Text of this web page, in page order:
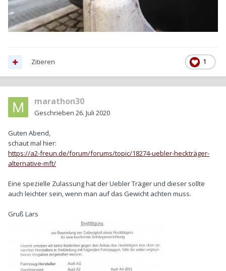
1
Zitieren
marathon30
Geschrieben 26. Juli 2020
Guten Abend,
schaut mal hier:
https://a2-freun.de/forum/forums/topic/18274-uebler-heckträger-
alternative-mft/
Eine spezielle Zulassung hat der Uebler Träger und dieser sollte
auch leichter sein, wenn man auf das Gewicht achten muss.
Gruß Lars